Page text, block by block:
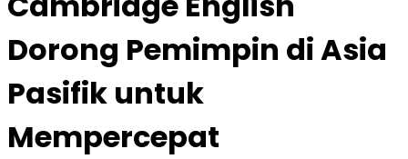
Dorong Pemimpin di Asia
Pasifik untuk
Mempercepat